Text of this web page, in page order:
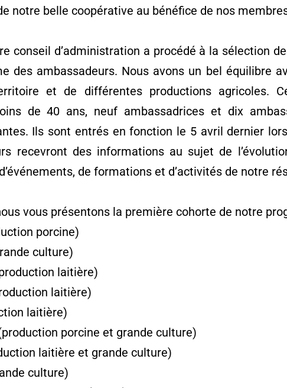
notre belle coopérative au bénéfice de nos
conseil d’administration a procédé à la sélection
des ambassadeurs. Nous avons un bel équilibre
et de différentes productions agricoles.
de 40 ans, neuf ambassadrices et dix
Ils sont entrés en fonction le 5 avril dernier
recevront des informations au sujet de
de formations et d’activités de notre
vous présentons la première cohorte de notre
porcine)
culture)
laitière)
laitière)
laitière)
porcine et grande culture)
laitière et grande culture)
culture)